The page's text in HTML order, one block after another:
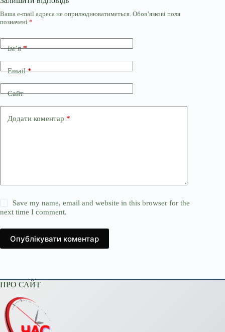
Ваша e-mail адреса не оприлюднюватиметься. Обов’язкові поля
позначені *
Ім’я*
Email*
Сайт
Додати коментар *
Save my name, email and website in this browser for the
next time I comment.
Опублікувати коментар
ПРО САЙТ